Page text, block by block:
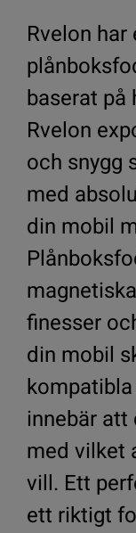
Rvelon
baserat på
Rvelon
och snygg
med
din mobil
finesser
din mobil
innebär
med vilket
vill. Ett
ett riktigt